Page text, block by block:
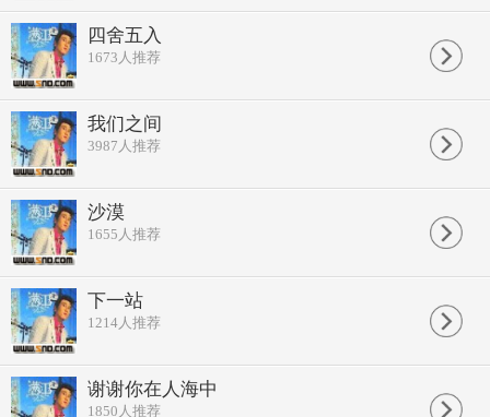
四舍五入
1673 人推荐
我们之间
3987 人推荐
沙漠
1655 人推荐
下一站
1214人推荐
谢谢你在人海中
1850 人推荐